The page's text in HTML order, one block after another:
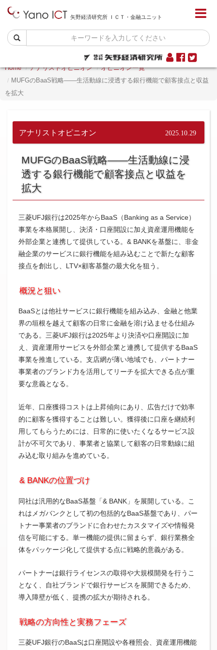
矢野経済研究所 ＩＣＴ・金融ユニット
Home アナリストオピニオン
オピニオン一覧
MUFGのBaaS戦略――生活動線に浸透する銀行機能で顧客接点と収益
を拡大
アナリストオピニオン 2025.10.29
MUFGのBaaS戦略――生活動線に浸
透する銀行機能で顧客接点と収益を
拡大
三菱UFJ銀行は2025年からBaaS（Banking as a Service）
事業を本格展開し、決済・口座開設に加え資産運用機能を
外部企業と連携して提供している。& BANKを基盤に、非金
融企業のサービスに銀行機能を組み込むことで新たな顧客
接点を創出し、LTV×顧客基盤の最大化を狙う。
概況と狙い
BaaSとは他社サービスに銀行機能を組み込み、金融と他業
界の垣根を越えて顧客の日常に金融を溶け込ませる仕組み
である。三菱UFJ銀行は2025年より決済や口座開設に加
え、資産運用サービスを外部企業と連携して提供するBaaS
事業を推進している。支店網が薄い地域でも、パートナー
事業者のブランド力を活用してリーチを拡大できる点が重
要な意義となる。
近年、口座獲得コストは上昇傾向にあり、広告だけで効率
的に顧客を獲得することは難しい。獲得後に口座を継続利
用してもらうためには、日常的に使いたくなるサービス設
計が不可欠であり、事業者と協業して顧客の日常動線に組
み込む取り組みを進めている。
& BANKの位置づけ
同社は汎用的なBaaS基盤「& BANK」を展開している。こ
れはメガバンクとして初の包括的なBaaS基盤であり、パー
トナー事業者のブランドに合わせたカスタマイズや情報発
信を可能にする。単一機能の提供に留まらず、銀行業務全
体をパッケージ化して提供する点に戦略的意義がある。
パートナーは銀行ライセンスの取得や大規模開発を行うこ
となく、自社ブランドで銀行サービスを展開できるため、
導入障壁が低く、提携の拡大が期待される。
戦略の方向性と実務フェーズ
三菱UFJ銀行のBaaSは口座開設や各種照会、資産運用機能